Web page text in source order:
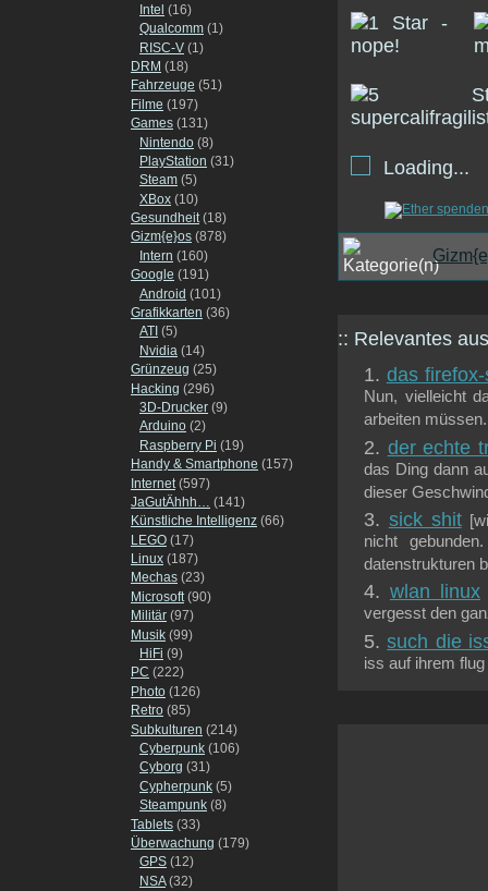
Intel (16)
Qualcomm (1)
RISC-V (1)
DRM (18)
Fahrzeuge (51)
Filme (197)
Games (131)
Nintendo (8)
PlayStation (31)
Steam (5)
XBox (10)
Gesundheit(18)
Gizm{e}os (878)
Intern (160)
Google (191)
Android (101)
Grafikkarten (36)
ATI (5)
Nvidia (14)
Grünzeug (25)
Hacking (296)
3D-Drucker (9)
Arduino (2)
Raspberry Pi (19)
Handy & Smartphone (157)
Internet (597)
JaGutÄhhh… (141)
Künstliche Intelligenz (66)
LEGO (17)
Linux (187)
Mechas (23)
Microsoft(90)
Militär (97)
Musik (99)
HiFi (9)
PC (222)
Photo (126)
Retro (85)
Subkulturen (214)
Cyberpunk (106)
Cyborg (31)
Cypherpunk (5)
Steampunk (8)
Tablets (33)
Überwachung (179)
GPS (12)
NSA(32)
Loading...
:: Relevantes
das
Nun, vielleicht
arbeiten
der echte
das Ding dann
dieser
sick shit
nicht
datenstrukturen
wlan linux
vergesst den
such die
iss auf ihrem